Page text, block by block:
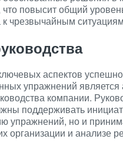
что повысит общий
к чрезвычайным
аспектов
упражнений является
компании.
поддерживать
упражнений, но и
организации и анализе